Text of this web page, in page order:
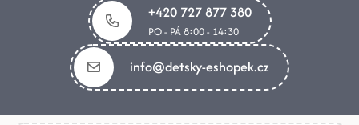
+420 727 877 380
PO - PÁ 8:00 - 14:30
info@detsky-eshopek.cz